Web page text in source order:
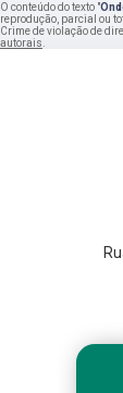
O conteúdo do texto "
reprodução, parcial ou
Crime de violação de
autorais